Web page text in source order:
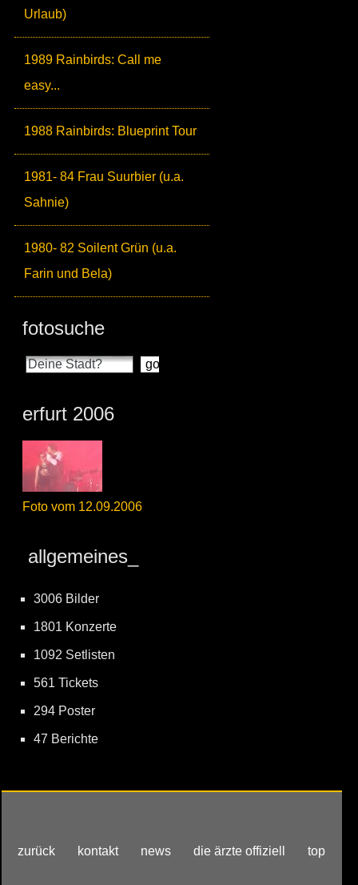
Urlaub)
1989 Rainbirds: Call me
easy...
1988 Rainbirds: Blueprint Tour
1981- 84 Frau Suurbier (u.a.
Sahnie)
1980- 82 Soilent Grün (u.a.
Farin und Bela)
fotosuche
erfurt 2006
Foto vom 12.09.2006
allgemeines_
3006 Bilder
1801 Konzerte
1092 Setlisten
561 Tickets
294 Poster
47 Berichte
zurück kontakt news die ärzte offiziell top